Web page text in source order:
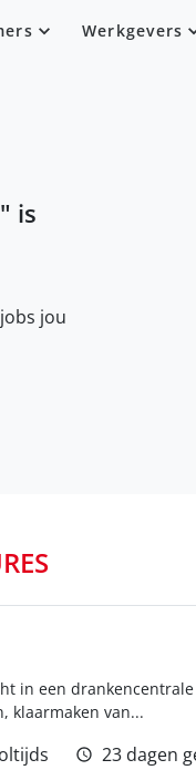
Werkgevers
" is
jou
in een
klaarmaken van...
23 dagen